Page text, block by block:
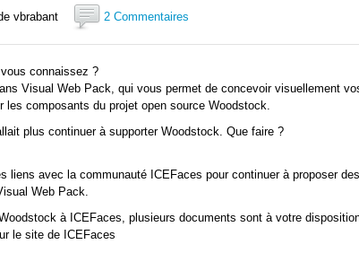
vbrabant 2 Commentaires
connaissez ?
Visual Web Pack, qui vous permet de concevoir visuellement
les composants du projet open source Woodstock.
plus continuer à supporter Woodstock. Que faire ?
liens avec la communauté ICEFaces pour continuer à proposer des
Web Pack.
à ICEFaces, plusieurs documents sont à votre
le site de ICEFaces